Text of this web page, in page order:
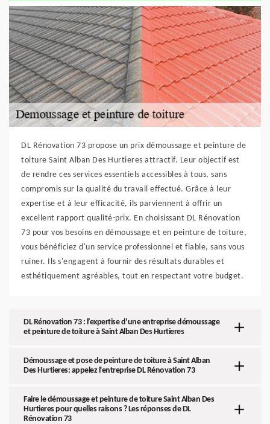
DL Rénovation 73 propose un prix démoussage et peinture de
toiture Saint Alban Des Hurtieres attractif. Leur objectif est
de rendre ces services essentiels accessibles à tous, sans
compromis sur la qualité du travail effectué. Grâce à leur
expertise et à leur efficacité, ils parviennent à offrir un
excellent rapport qualité-prix. En choisissant DL Rénovation
73 pour vos besoins en démoussage et en peinture de toiture,
vous bénéficiez d'un service professionnel et fiable, sans vous
ruiner. Ils s'engagent à fournir des résultats durables et
esthétiquement agréables, tout en respectant votre budget.
DL Rénovation 73 : l’expertise d’une entreprise démoussage
et peinture de toiture à Saint Alban Des Hurtieres
Démoussage et pose de peinture de toiture à Saint Alban
Des Hurtieres: appelez l'entreprise DL Rénovation 73
Faire le démoussage et peinture de toiture Saint Alban Des
Hurtieres pour quelles raisons ? Les réponses de DL
Rénovation 73